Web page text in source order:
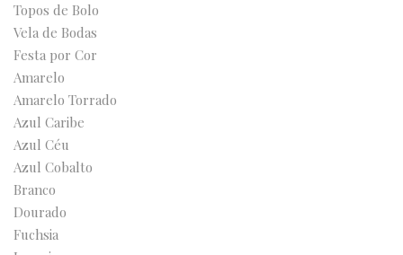
Topos de Bolo
Vela de Bodas
Festa por Cor
Amarelo
Amarelo Torrado
Azul Caribe
Azul Céu
Azul Cobalto
Branco
Dourado
Fuchsia